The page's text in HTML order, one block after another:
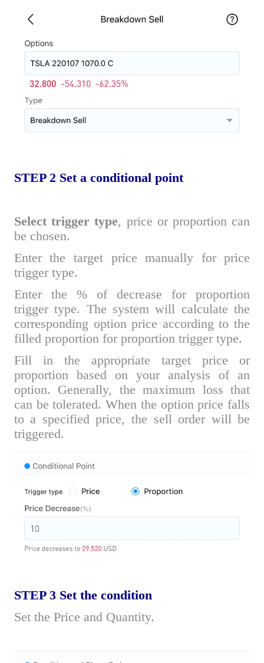
STEP 2 Set a conditional point
Select trigger type, price or proportion can
be chosen.
Enter the target price manually for price
trigger type.
Enter the % of decrease for proportion
trigger type. The system will calculate the
corresponding option price according to the
filled proportion for proportion trigger type.
Fill in the appropriate target price or
proportion based on your analysis of an
option. Generally, the maximum loss that
can be tolerated. When the option price falls
to a specified price, the sell order will be
triggered.
STEP 3 Set the condition
Set the Price and Quantity.